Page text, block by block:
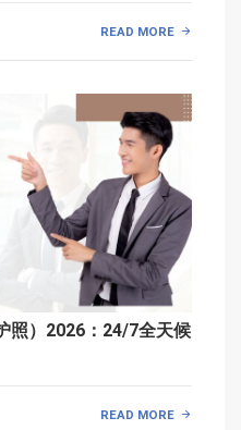
READ MORE
照）2026：24/7全天候
READ MORE